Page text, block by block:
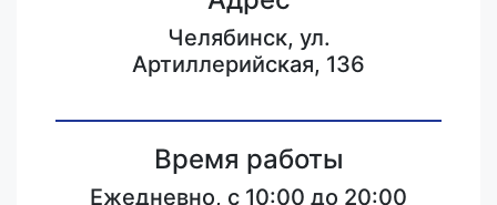
Челябинск, ул.
Артиллерийская, 136
Время работы
Ежедневно, с 10:00 до 20:00